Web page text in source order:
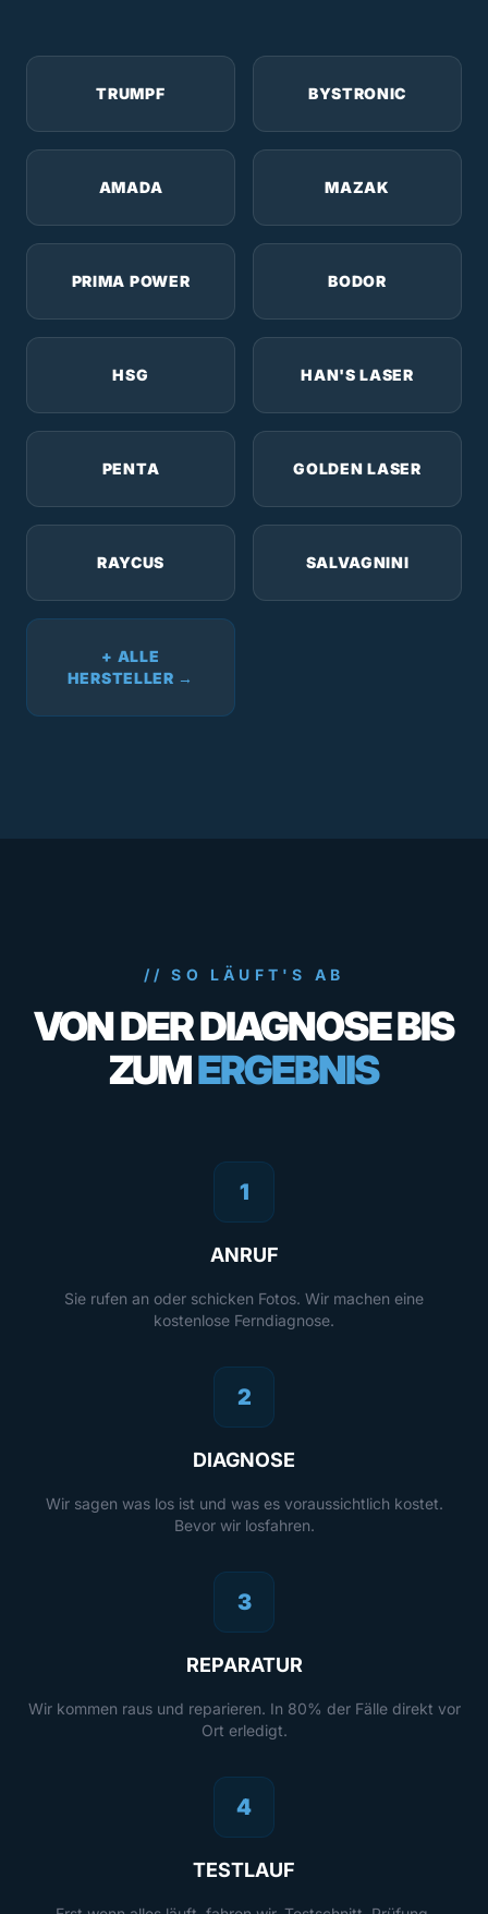
TRUMPF BYSTRONIC
AMADA MAZAK
PRIMA POWER BODOR
HSG HAN'S LASER
PENTA GOLDEN LASER
RAYCUS SALVAGNINI
+ ALLE
HERSTELLER →
// SO LÄUFT'S AB
VON DER DIAGNOSE BIS
ZUMERGEBNIS
1
ANRUF
Sie rufen an oder schicken Fotos. Wir machen eine
kostenlose Ferndiagnose.
2
DIAGNOSE
Wir sagen was los ist und was es voraussichtlich kostet.
Bevor wir losfahren.
3
REPARATUR
Wir kommen raus und reparieren. In 80% der Fälle direkt vor
Ort erledigt.
4
TESTLAUF